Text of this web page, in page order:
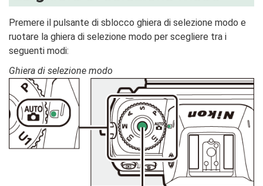
Premere il pulsante di sblocco ghiera di selezione modo e
ruotare la ghiera di selezione modo per scegliere tra i
seguenti modi:
Ghiera di selezione modo